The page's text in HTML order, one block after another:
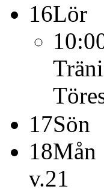
16Lör
17Sön
18Mån
v.21